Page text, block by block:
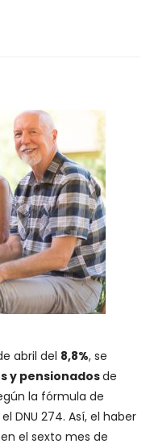
abril del 8,8%, se
y pensionadosde
la fórmula de
DNU 274. Así, el haber
en el sexto mes de